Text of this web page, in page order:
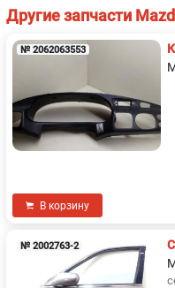
Другие запчасти
№ 2062063553
В корзину
№ 2002763-2